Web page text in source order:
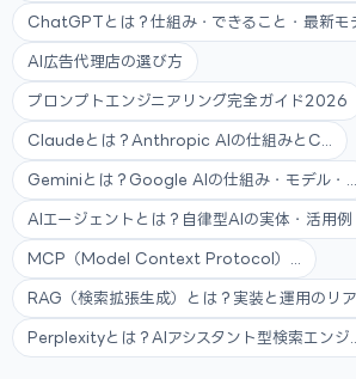
ChatGPTとは？仕組み・できること・最新モ
AI広告代理店の選び方
プロンプトエンジニアリング完全ガイド2026
Claudeとは？Anthropic AIの仕組みとC...
Geminiとは？Google AIの仕組み・モデル・...
AIエージェントとは？自律型AIの実体・活用例
MCP（Model Context Protocol）...
RAG（検索拡張生成）とは？実装と運用のリ
Perplexityとは？AIアシスタント型検索エンジ...